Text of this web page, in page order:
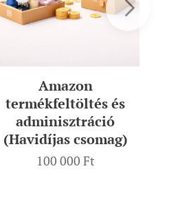
Amazon
termékfeltöltés és
adminisztráció
(Havidíjas csomag)
100 000 Ft